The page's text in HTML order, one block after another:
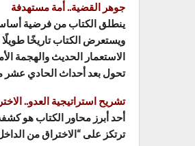
جوهر القضية.. أمة مستهدفة
ينطلق الكتاب من فرضية
ويستعرض الكتاب تاريخًا
الاستعمار الحديث والهجمة
تحول بعد أحداث الحادي عشر
تشريح استراتيجية العدو..
أحد أبرز محاور الكتاب هو
ترتكز على “الاختراق من